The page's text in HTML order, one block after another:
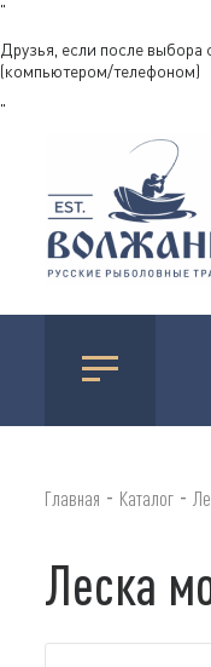
"
Друзья, если после выбора
(компьютером/телефоном)
"
Главная - Каталог -
Леска